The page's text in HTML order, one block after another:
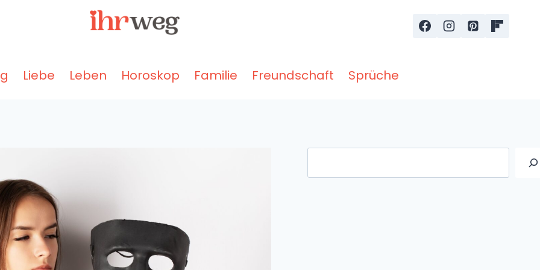
Liebe Leben Horoskop Familie Freundschaft Sprüche